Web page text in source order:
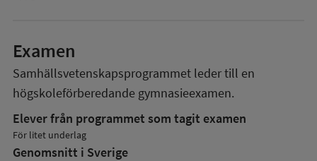
Examen
Samhällsvetenskapsprogrammet leder till en
högskoleförberedande gymnasieexamen.
Elever från programmet som tagit examen
För litet underlag
Genomsnitt i Sverige